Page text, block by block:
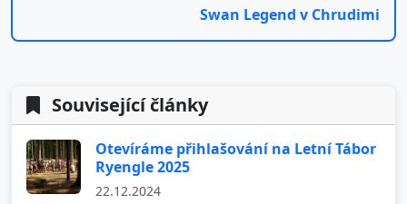
Swan Legend v Chrudimi
Související články
Otevíráme přihlašování na Letní Tábor
Ryengle 2025
22.12.2024